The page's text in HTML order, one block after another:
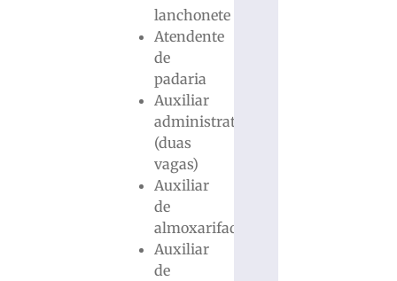
lanchonete
Atendente
de
padaria
Auxiliar
administrativo
(duas
vagas)
Auxiliar
de
almoxarifado
Auxiliar
de